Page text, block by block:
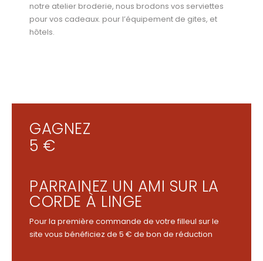
notre atelier broderie, nous brodons vos serviettes
pour vos cadeaux. pour l’équipement de gites, et
hôtels.
GAGNEZ
5 €
PARRAINEZ UN AMI SUR LA
CORDE À LINGE
Pour la première commande de votre filleul sur le
site vous bénéficiez de 5 € de bon de réduction